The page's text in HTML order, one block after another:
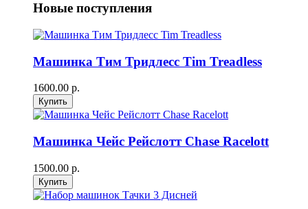
Новые поступления
Машинка Тим Тридлесс Tim Treadless
1600.00 р.
Машинка Чейс Рейслотт Chase Racelott
1500.00 р.